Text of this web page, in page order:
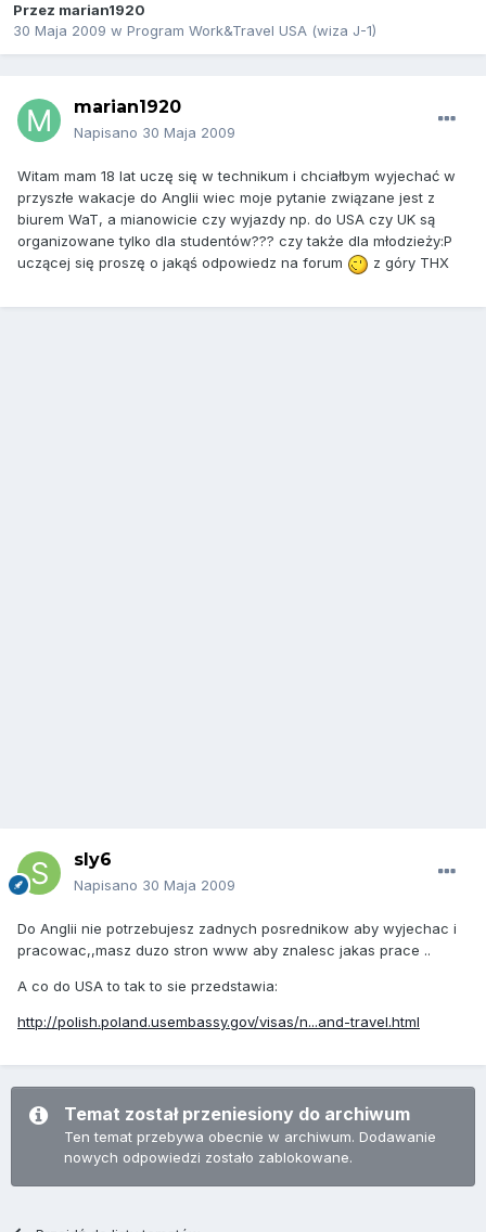
Przez marian1920
30 Maja 2009 w Program Work&Travel USA (wiza J-1)
marian1920
Napisano 30 Maja 2009
Witam mam 18 lat uczę się w technikum i chciałbym wyjechać w
przyszłe wakacje do Anglii wiec moje pytanie związane jest z
biurem WaT, a mianowicie czy wyjazdy np. do USA czy UK są
organizowane tylko dla studentów??? czy także dla młodzieży:P
uczącej się proszę o jakąś odpowiedz na forum
z góry THX
sly6
Napisano 30 Maja 2009
Do Anglii nie potrzebujesz zadnych posrednikow aby wyjechac i
pracowac,,masz duzo stron www aby znalesc jakas prace ..
A co do USA to tak to sie przedstawia:
http://polish.poland.usembassy.gov/visas/n...and-travel.html
Temat został przeniesiony do archiwum
Ten temat przebywa obecnie w archiwum. Dodawanie
nowych odpowiedzi zostało zablokowane.